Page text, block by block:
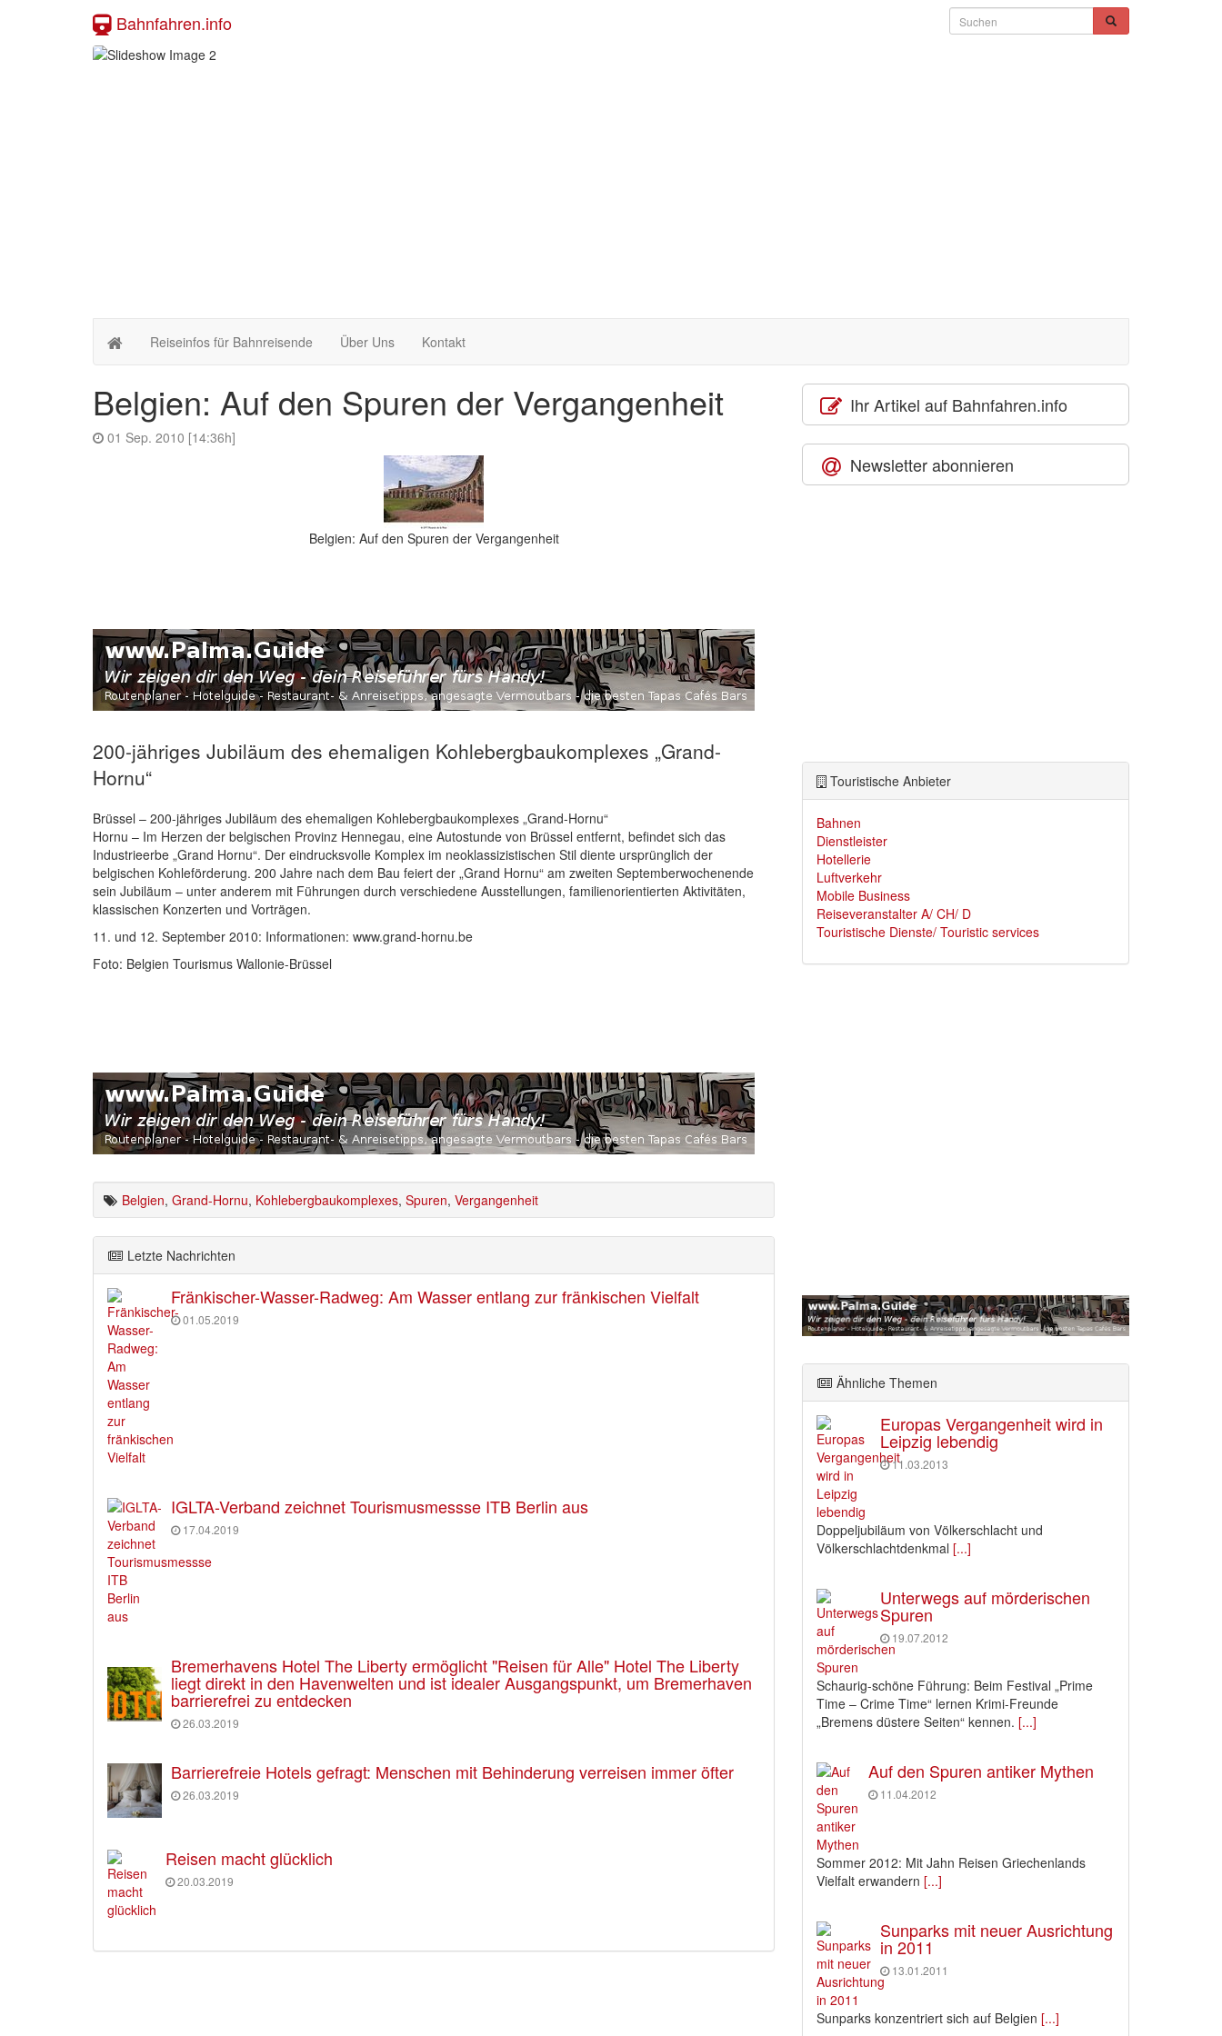
Bahnfahren.info
Reiseinfos für Bahnreisende Über Uns Kontakt
Belgien: Auf den Spuren der Vergangenheit
01 Sep. 2010 [14:36h]
Belgien: Auf den Spuren der Vergangenheit
200-jähriges Jubiläum des ehemaligen Kohlebergbaukomplexes „Grand-
Hornu“
Brüssel – 200-jähriges Jubiläum des ehemaligen Kohlebergbaukomplexes „Grand-Hornu“
Hornu – Im Herzen der belgischen Provinz Hennegau, eine Autostunde von Brüssel entfernt, befindet sich das
Industrieerbe „Grand Hornu“. Der eindrucksvolle Komplex im neoklassizistischen Stil diente ursprünglich der
belgischen Kohleförderung. 200 Jahre nach dem Bau feiert der „Grand Hornu“ am zweiten Septemberwochenende
sein Jubiläum – unter anderem mit Führungen durch verschiedene Ausstellungen, familienorientierten Aktivitäten,
klassischen Konzerten und Vorträgen.
11. und 12. September 2010: Informationen: www.grand-hornu.be
Foto: Belgien Tourismus Wallonie-Brüssel
Belgien, Grand-Hornu, Kohlebergbaukomplexes, Spuren, Vergangenheit
Letzte Nachrichten
Fränkischer-Wasser-Radweg: Am Wasser entlang zur fränkischen Vielfalt
01.05.2019
IGLTA-Verband zeichnet Tourismusmessse ITB Berlin aus
17.04.2019
Bremerhavens Hotel The Liberty ermöglicht "Reisen für Alle" Hotel The Liberty
liegt direkt in den Havenwelten und ist idealer Ausgangspunkt, um Bremerhaven
barrierefrei zu entdecken
26.03.2019
Barrierefreie Hotels gefragt: Menschen mit Behinderung verreisen immer öfter
26.03.2019
Reisen macht glücklich
20.03.2019
Ihr Artikel auf Bahnfahren.info
Newsletter abonnieren
Touristische Anbieter
Bahnen
Dienstleister
Hotellerie
Luftverkehr
Mobile Business
Reiseveranstalter A/ CH/ D
Touristische Dienste/ Touristic services
Ähnliche Themen
Europas Vergangenheit wird in
Leipzig lebendig
11.03.2013
Doppeljubiläum von Völkerschlacht und
Völkerschlachtdenkmal [...]
Unterwegs auf mörderischen
Spuren
19.07.2012
Schaurig-schöne Führung: Beim Festival „Prime
Time – Crime Time“ lernen Krimi-Freunde
„Bremens düstere Seiten“ kennen. [...]
Auf den Spuren antiker Mythen
11.04.2012
Sommer 2012: Mit Jahn Reisen Griechenlands
Vielfalt erwandern [...]
Sunparks mit neuer Ausrichtung
in 2011
13.01.2011
Sunparks konzentriert sich auf Belgien [...]